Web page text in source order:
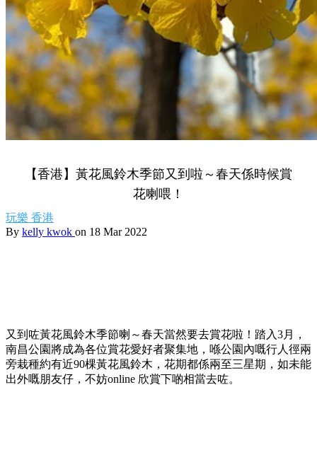
【香港】黃花風鈴木季節又到啦～春天係時候賞
花喇喂！
玩樂 香港
By kelly kwok on 18 Mar 2022
又到咗黃花風鈴木季節喇～春天當然要去賞花啦！踏入3月，
南昌公園將成為各位賞花愛好者聚集地，喺公園內嘅行人徑兩
旁栽種約有近90棵黃花風鈴木，花期都係兩至三星期，如未能
出外嘅朋友仔，不妨online 欣賞下啲相當去咗。